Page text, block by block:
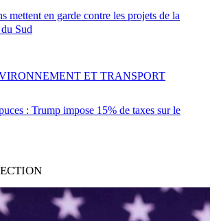
mettent en garde contre les projets de la
Sud
: Trump impose 15% de taxes sur le
ET TRANSPORT